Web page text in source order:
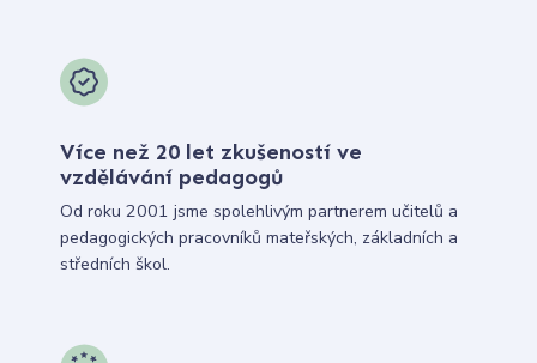
Více než 20 let zkušeností ve
vzdělávání pedagogů
Od roku 2001 jsme spolehlivým partnerem učitelů a
pedagogických pracovníků mateřských, základních a
středních škol.